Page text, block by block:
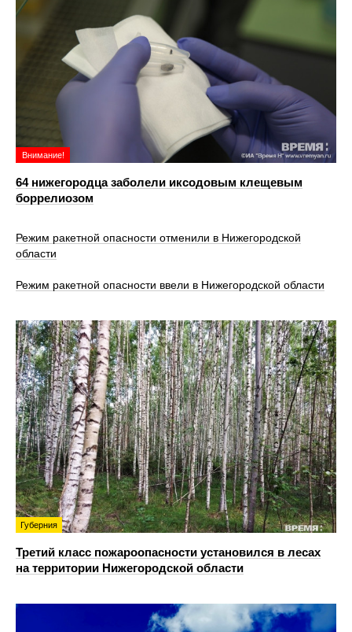
Внимание!
64 нижегородца заболели иксодовым клещевым
боррелиозом
Режим ракетной опасности отменили в Нижегородской
области
Режим ракетной опасности ввели в Нижегородской области
Губерния
Третий класс пожароопасности установился в лесах
на территории Нижегородской области